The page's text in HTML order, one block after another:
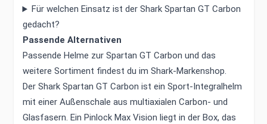
Für welchen Einsatz ist der Shark Spartan GT Carbon
gedacht?
Passende Alternativen
Passende Helme zur Spartan GT Carbon und das
weitere Sortiment findest du im Shark-Markenshop.
Der Shark Spartan GT Carbon ist ein Sport-Integralhelm
mit einer Außenschale aus multiaxialen Carbon- und
Glasfasern. Ein Pinlock Max Vision liegt in der Box, das